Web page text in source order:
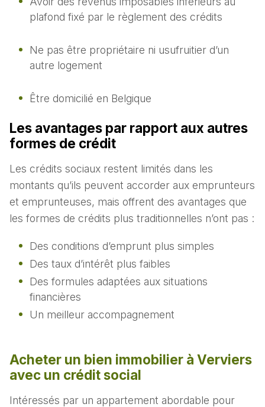
plafond fixé par le règlement des crédits
Ne pas être propriétaire ni usufruitier d’un
autre logement
Être domicilié en Belgique
Les avantages par rapport aux autres
formes de crédit
Les crédits sociaux restent limités dans les
montants qu’ils peuvent accorder aux emprunteurs
et emprunteuses, mais offrent des avantages que
les formes de crédits plus traditionnelles n’ont pas :
Des conditions d’emprunt plus simples
Des taux d’intérêt plus faibles
Des formules adaptées aux situations
financières
Un meilleur accompagnement
Acheter un bien immobilier à Verviers
avec un crédit social
Intéressés par un appartement abordable pour